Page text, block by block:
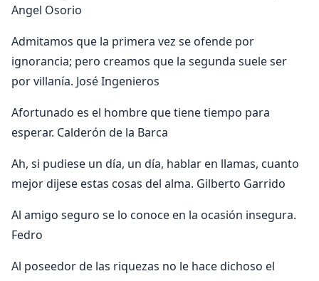
Angel Osorio
Admitamos que la primera vez se ofende por
ignorancia; pero creamos que la segunda suele ser
por villanía. José Ingenieros
Afortunado es el hombre que tiene tiempo para
esperar. Calderón de la Barca
Ah, si pudiese un día, un día, hablar en llamas, cuanto
mejor dijese estas cosas del alma. Gilberto Garrido
Al amigo seguro se lo conoce en la ocasión insegura.
Fedro
Al poseedor de las riquezas no le hace dichoso el